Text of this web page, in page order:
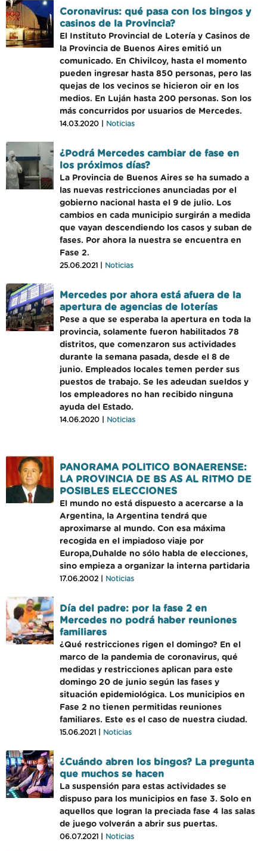
Coronavirus: qué pasa con los bingos y
casinos de la Provincia?
El Instituto Provincial de Lotería y Casinos de
la Provincia de Buenos Aires emitió un
comunicado. En Chivilcoy, hasta el momento
pueden ingresar hasta 850 personas, pero las
quejas de los vecinos se hicieron oir en los
medios. En Luján hasta 200 personas. Son los
más concurridos por usuarios de Mercedes.
14.03.2020 | Noticias
¿Podrá Mercedes cambiar de fase en
los próximos días?
La Provincia de Buenos Aires se ha sumado a
las nuevas restricciones anunciadas por el
gobierno nacional hasta el 9 de julio. Los
cambios en cada municipio surgirán a medida
que vayan descendiendo los casos y suban de
fases. Por ahora la nuestra se encuentra en
Fase 2.
25.06.2021 | Noticias
Mercedes por ahora está afuera de la
apertura de agencias de loterías
Pese a que se esperaba la apertura en toda la
provincia, solamente fueron habilitados 78
distritos, que comenzaron sus actividades
durante la semana pasada, desde el 8 de
junio. Empleados locales temen perder sus
puestos de trabajo. Se les adeudan sueldos y
los empleadores no han recibido ninguna
ayuda del Estado.
14.06.2020 | Noticias
PANORAMA POLITICO BONAERENSE:
LA PROVINCIA DE BS AS AL RITMO DE
POSIBLES ELECCIONES
El mundo no está dispuesto a acercarse a la
Argentina, la Argentina tendrá que
aproximarse al mundo. Con esa máxima
recogida en el impiadoso viaje por
Europa,Duhalde no sólo habla de elecciones,
sino empieza a organizar la interna partidaria
17.06.2002 | Noticias
Día del padre: por la fase 2 en
Mercedes no podrá haber reuniones
familiares
¿Qué restricciones rigen el domingo? En el
marco de la pandemia de coronavirus, qué
medidas y restricciones aplican para este
domingo 20 de junio según las fases y
situación epidemiológica. Los municipios en
Fase 2 no tienen permitidas reuniones
familiares. Este es el caso de nuestra ciudad.
15.06.2021 | Noticias
¿Cuándo abren los bingos? La pregunta
que muchos se hacen
La suspensión para estas actividades se
dispuso para los municipios en fase 3. Solo en
aquellos que logran la preciada fase 4 las salas
de juego volverán a abrir sus puertas.
06.07.2021 | Noticias